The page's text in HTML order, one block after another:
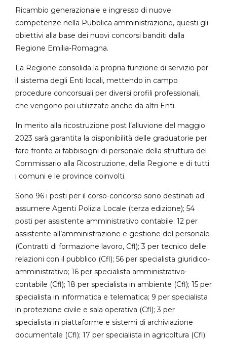
Ricambio generazionale e ingresso di nuove
competenze nella Pubblica amministrazione, questi gli
obiettivi alla base dei nuovi concorsi banditi dalla
Regione Emilia-Romagna.
La Regione consolida la propria funzione di servizio per
il sistema degli Enti locali, mettendo in campo
procedure concorsuali per diversi profili professionali,
che vengono poi utilizzate anche da altri Enti.
In merito alla ricostruzione post l’alluvione del maggio
2023 sarà garantita la disponibilità delle graduatorie per
fare fronte ai fabbisogni di personale della struttura del
Commissario alla Ricostruzione, della Regione e di tutti
i comuni e le province coinvolti.
Sono 96 i posti per il corso-concorso sono destinati ad
assumere Agenti Polizia Locale (terza edizione); 54
posti per assistente amministrativo contabile; 12 per
assistente all’amministrazione e gestione del personale
(Contratti di formazione lavoro, Cfl); 3 per tecnico delle
relazioni con il pubblico (Cfl); 56 per specialista giuridico-
amministrativo; 16 per specialista amministrativo-
contabile (Cfl); 18 per specialista in ambiente (Cfl); 15 per
specialista in informatica e telematica; 9 per specialista
in protezione civile e sala operativa (Cfl); 3 per
specialista in piattaforme e sistemi di archiviazione
documentale (Cfl); 17 per specialista in agricoltura (Cfl);